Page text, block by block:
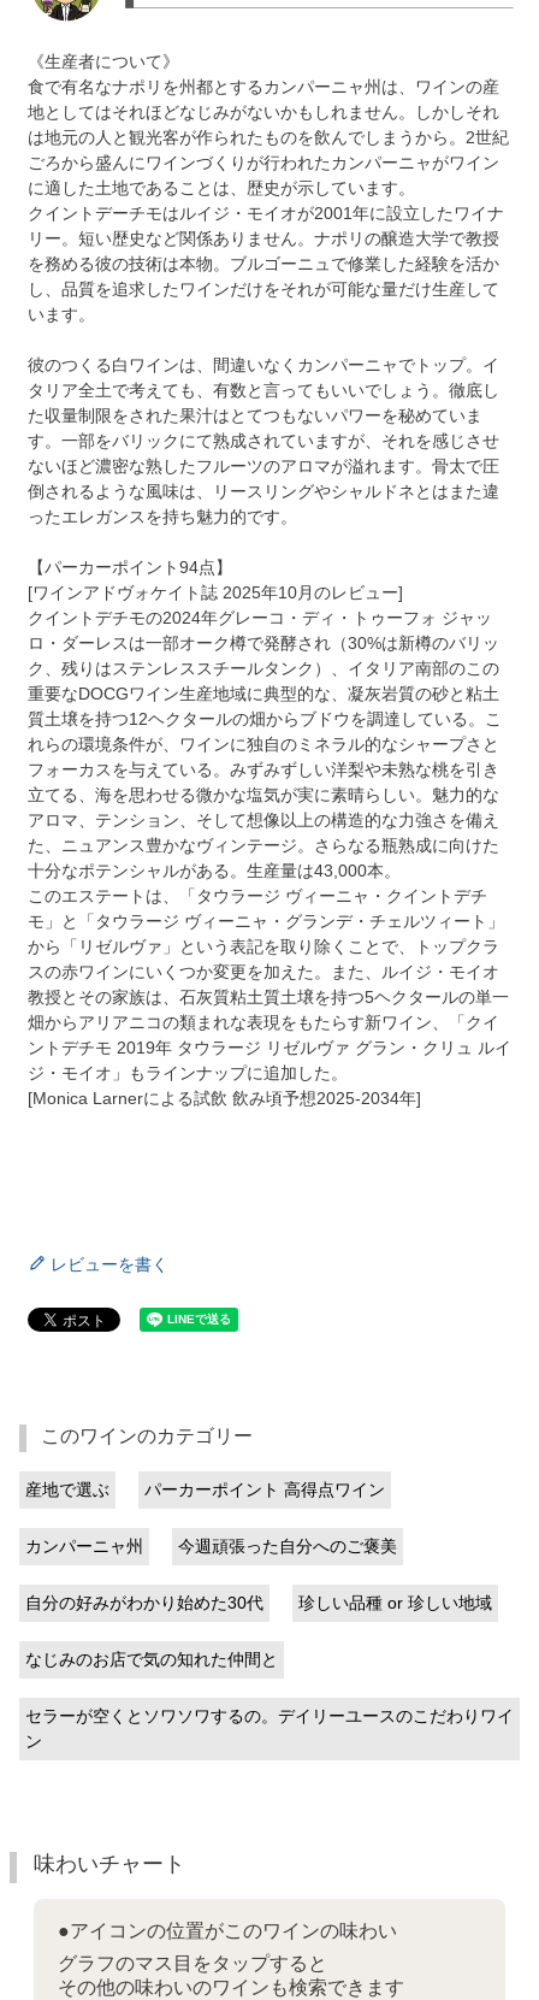
《生産者について》
食で有名なナポリを州都とするカンパーニャ州は、ワインの産
地としてはそれほどなじみがないかもしれません。しかしそれ
は地元の人と観光客が作られたものを飲んでしまうから。2世紀
ごろから盛んにワインづくりが行われたカンパーニャがワイン
に適した土地であることは、歴史が示しています。
クイントデーチモはルイジ・モイオが2001年に設立したワイナ
リー。短い歴史など関係ありません。ナポリの醸造大学で教授
を務める彼の技術は本物。ブルゴーニュで修業した経験を活か
し、品質を追求したワインだけをそれが可能な量だけ生産して
います。
彼のつくる白ワインは、間違いなくカンパーニャでトップ。イ
タリア全土で考えても、有数と言ってもいいでしょう。徹底し
た収量制限をされた果汁はとてつもないパワーを秘めていま
す。一部をバリックにて熟成されていますが、それを感じさせ
ないほど濃密な熟したフルーツのアロマが溢れます。骨太で圧
倒されるような風味は、リースリングやシャルドネとはまた違
ったエレガンスを持ち魅力的です。
【パーカーポイント94点】
[ワインアドヴォケイト誌 2025年10月のレビュー]
クイントデチモの2024年グレーコ・ディ・トゥーフォ ジャッ
ロ・ダーレスは一部オーク樽で発酵され（30%は新樽のバリッ
ク、残りはステンレススチールタンク）、イタリア南部のこの
重要なDOCGワイン生産地域に典型的な、凝灰岩質の砂と粘土
質土壌を持つ12ヘクタールの畑からブドウを調達している。こ
れらの環境条件が、ワインに独自のミネラル的なシャープさと
フォーカスを与えている。みずみずしい洋梨や未熟な桃を引き
立てる、海を思わせる微かな塩気が実に素晴らしい。魅力的な
アロマ、テンション、そして想像以上の構造的な力強さを備え
た、ニュアンス豊かなヴィンテージ。さらなる瓶熟成に向けた
十分なポテンシャルがある。生産量は43,000本。
このエステートは、「タウラージ ヴィーニャ・クイントデチ
モ」と「タウラージ ヴィーニャ・グランデ・チェルツィート」
から「リゼルヴァ」という表記を取り除くことで、トップクラ
スの赤ワインにいくつか変更を加えた。また、ルイジ・モイオ
教授とその家族は、石灰質粘土質土壌を持つ5ヘクタールの単一
畑からアリアニコの類まれな表現をもたらす新ワイン、「クイ
ントデチモ 2019年 タウラージ リゼルヴァ グラン・クリュ ルイ
ジ・モイオ」もラインナップに追加した。
[Monica Larnerによる試飲 飲み頃予想2025-2034年]
レビューを書く
このワインのカテゴリー
産地で選ぶ パーカーポイント 高得点ワイン
カンパーニャ州 今週頑張った自分へのご褒美
自分の好みがわかり始めた30代 珍しい品種 or 珍しい地域
なじみのお店で気の知れた仲間と
セラーが空くとソワソワするの。デイリーユースのこだわりワイ
ン
味わいチャート
●アイコンの位置がこのワインの味わい
グラフのマス目をタップすると
その他の味わいのワインも検索できます